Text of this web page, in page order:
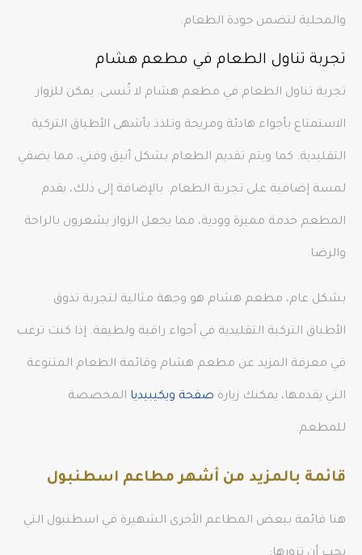
والمحلية لتضمن جودة الطعام.
تجربة تناول الطعام في مطعم هشام
تجربة تناول الطعام في مطعم هشام لا تُنسى. يمكن للزوار
الاستمتاع بأجواء هادئة ومريحة وتلذذ بأشهى الأطباق التركية
التقليدية. كما ويتم تقديم الطعام بشكل أنيق وفني، مما يضفي
لمسة إضافية على تجربة الطعام. بالإضافة إلى ذلك، يقدم
المطعم خدمة مميزة وودية، مما يجعل الزوار يشعرون بالراحة
والرضا.
بشكل عام، مطعم هشام هو وجهة مثالية لتجربة تذوق
الأطباق التركية التقليدية في أجواء راقية ولطيفة. إذا كنت ترغب
في معرفة المزيد عن مطعم هشام وقائمة الطعام المتنوعة
التي يقدمها، يمكنك زيارة صفحة ويكيبيديا المخصصة
للمطعم.
قائمة بالمزيد من أشهر مطاعم اسطنبول
هنا قائمة ببعض المطاعم الأخرى الشهيرة في اسطنبول التي